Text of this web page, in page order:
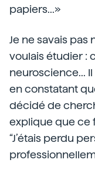
papiers...»
Je ne savais pas
voulais étudier :
neuroscience...
en constatant
décidé de
explique que ce
“J’étais perdu